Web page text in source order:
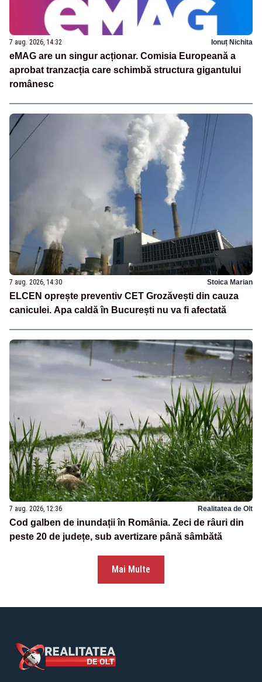
7 aug. 2026, 14:32 Ionuț Nichita
eMAG are un singur acționar. Comisia Europeană a
aprobat tranzacția care schimbă structura gigantului
românesc
7 aug. 2026, 14:30 Stoica Marian
ELCEN oprește preventiv CET Grozăvești din cauza
caniculei. Apa caldă în București nu va fi afectată
7 aug. 2026, 12:36 Realitatea de Olt
Cod galben de inundații în România. Zeci de râuri din
peste 20 de județe, sub avertizare până sâmbătă
Mai Multe